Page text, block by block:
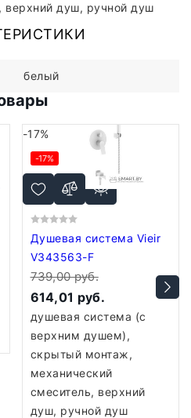
верхний душ, ручной душ
белый
-17%
-17%
Душевая система Vieir
V343563-F
739,00 руб.
614,01 руб.
душевая система (с
верхним душем),
скрытый монтаж,
механический
смеситель, верхний
душ, ручной душ